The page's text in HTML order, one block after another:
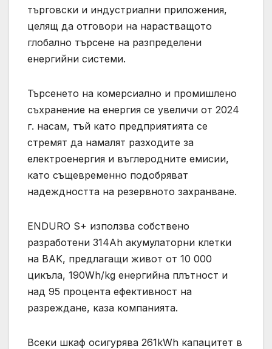
търговски и индустриални приложения,
целящ да отговори на нарастващото
глобално търсене на разпределени
енергийни системи.
Търсенето на комерсиално и промишлено
съхранение на енергия се увеличи от 2024
г. насам, тъй като предприятията се
стремят да намалят разходите за
електроенергия и въглеродните емисии,
като същевременно подобряват
надеждността на резервното захранване.
ENDURO S+ използва собствено
разработени 314Ah акумулаторни клетки
на BAK, предлагащи живот от 10 000
цикъла, 190Wh/kg енергийна плътност и
над 95 процента ефективност на
разреждане, каза компанията.
Всеки шкаф осигурява 261kWh капацитет в